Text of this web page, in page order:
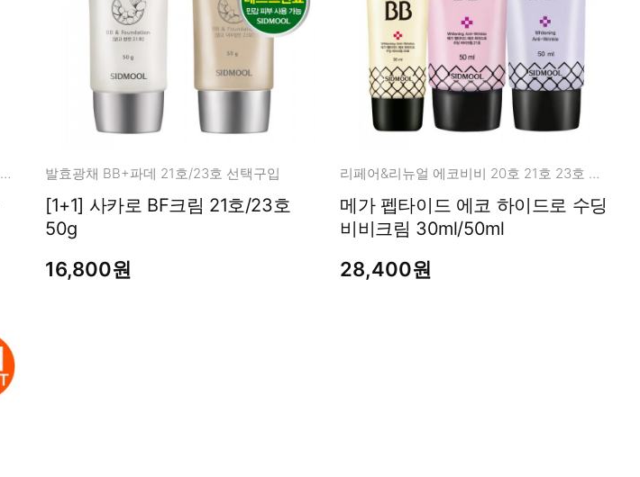
안정화 비타민C 32% 화이트닝/탄력/기미 완화에 도움을 줍니다. 발효광채 BB+파데 21호/23호 선택구입
[1+1] 사카로 BF크림 21호/23호
50g
16,800원
리페어&리뉴얼 에코비비 20호 21호 23호 선택구입
메가 펩타이드 에코 하이드로 수딩
비비크림 30ml/50ml
28,400원